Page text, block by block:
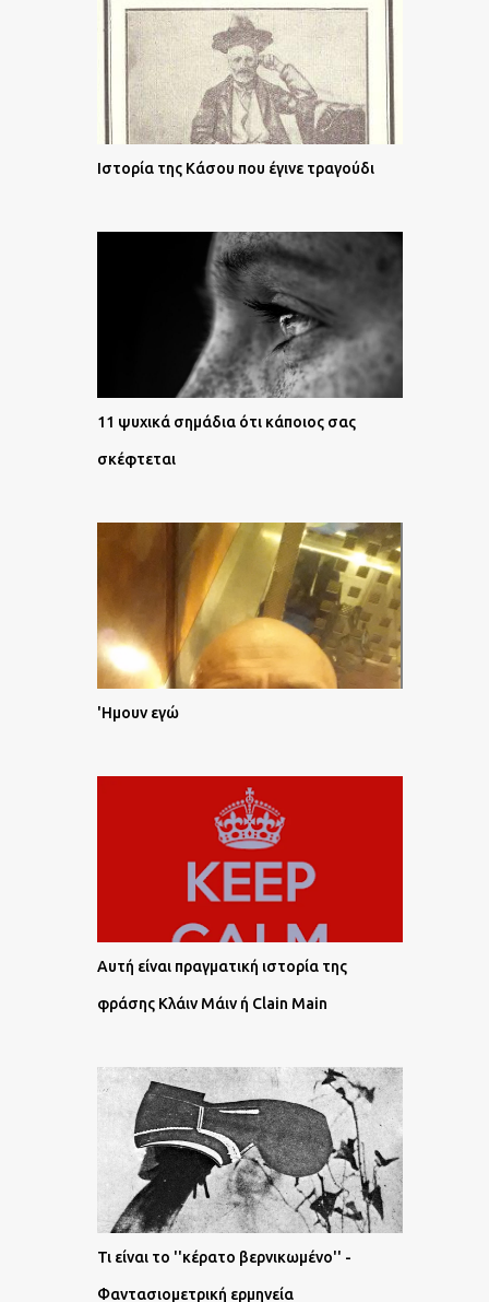
Ιστορία της Κάσου που έγινε τραγούδι
11 ψυχικά σημάδια ότι κάποιος σας
σκέφτεται
'Ημουν εγώ
Αυτή είναι πραγματική ιστορία της
φράσης Κλάιν Μάιν ή Clain Main
Τι είναι το ''κέρατο βερνικωμένο'' -
Φαντασιομετρική ερμηνεία